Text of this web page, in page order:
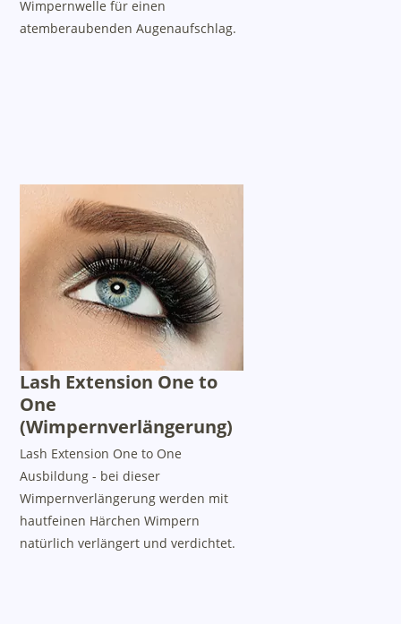
Wimpernwelle für einen
atemberaubenden Augenaufschlag.
Lash Extension One to
One
(Wimpernverlängerung)
Lash Extension One to One
Ausbildung - bei dieser
Wimpernverlängerung werden mit
hautfeinen Härchen Wimpern
natürlich verlängert und verdichtet.